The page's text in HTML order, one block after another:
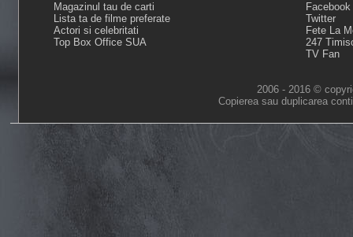
Magazinul tau de carti
Lista ta de filme preferate
Actori si celebritati
Top Box Office SUA
Facebook
Twitter
Fete La
247
TV Fan
2006 - 2016 ©
Copierea sau duplicarea